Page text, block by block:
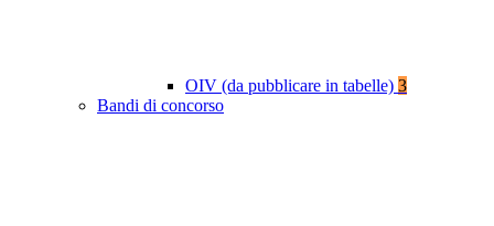
OIV (da pubblicare in tabelle) 3
Bandi di concorso